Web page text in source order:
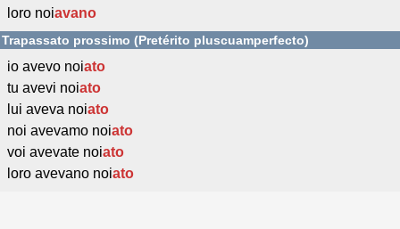
loro noiavano
Trapassato prossimo (Pretérito pluscuamperfecto)
io avevo noiato
tu avevi noiato
lui aveva noiato
noi avevamo noiato
voi avevate noiato
loro avevano noiato